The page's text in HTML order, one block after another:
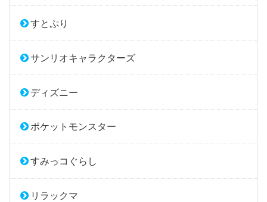
すとぷり
サンリオキャラクターズ
ディズニー
ポケットモンスター
すみっコぐらし
リラックマ